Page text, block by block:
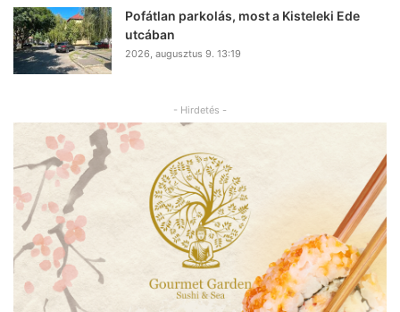
Pofátlan parkolás, most a Kisteleki Ede
utcában
2026, augusztus 9. 13:19
- Hirdetés -